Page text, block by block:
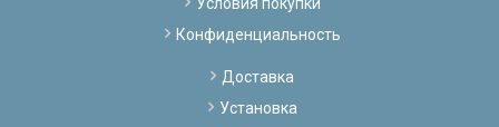
Конфиденциальность
Доставка
Установка